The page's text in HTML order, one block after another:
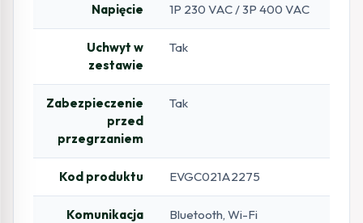
Napięcie 1P 230 VAC / 3P 400 VAC
Uchwyt w
zestawie
Tak
Zabezpieczenie
przed
przegrzaniem
Tak
Kod produktu EVGC021A2275
Komunikacja Bluetooth, Wi-Fi